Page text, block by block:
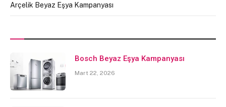
Arçelik Beyaz Eşya Kampanyası
Bosch Beyaz Eşya Kampanyası
Mart 22, 2026